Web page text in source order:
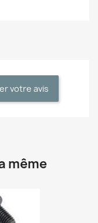
votre avis
même